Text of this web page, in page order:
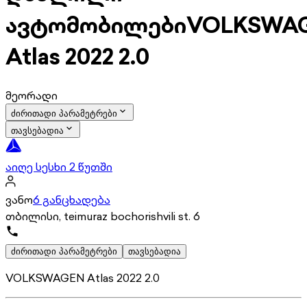
ავტომობილები
Atlas 2022 2.0
მეორადი
ძირითადი პარამეტრები
თავსებადია
აიღე სესხი 2 წუთში
ვანო6 განცხადება
თბილისი, teimuraz bochorishvili st. 6
ძირითადი პარამეტრები თავსებადია
VOLKSWAGEN Atlas 2022 2.0